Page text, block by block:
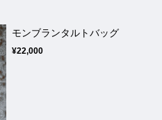
モンブランタルトバッグ
¥22,000